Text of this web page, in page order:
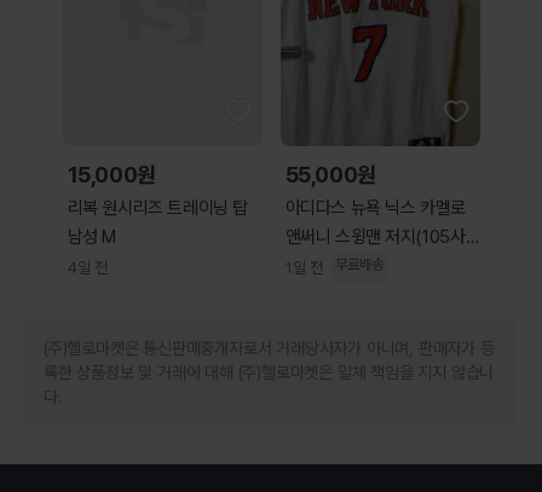
15,000원
리복 원시리즈 트레이닝 탑
남성 M
4일 전
55,000원
아디다스 뉴욕 닉스 카멜로
앤써니 스윙맨 저지(105사
이즈)
1일 전 무료배송
(주)헬로마켓은 통신판매중개자로서 거래당사자가 아니며, 판매자가 등
록한 상품정보 및 거래에 대해 (주)헬로마켓은 일체 책임을 지지 않습니
다.